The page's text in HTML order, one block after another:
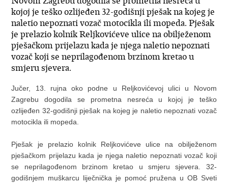
kojoj je teško ozlijeđen 32-godišnji pješak na kojeg je
naletio nepoznati vozač motocikla ili mopeda. Pješak
je prelazio kolnik Reljkovićeve ulice na obilježenom
pješačkom prijelazu kada je njega naletio nepoznati
vozač koji se neprilagođenom brzinom kretao u
smjeru sjevera.
Jučer, 13. rujna oko podne u Reljkovićevoj ulici u Novom
Zagrebu dogodila se prometna nesreća u kojoj je teško
ozlijeđen 32-godišnji pješak na kojeg je naletio nepoznati vozač
motocikla ili mopeda.
Pješak je prelazio kolnik Reljkovićeve ulice na obilježenom
pješačkom prijelazu kada je njega naletio nepoznati vozač koji
se neprilagođenom brzinom kretao u smjeru sjevera. 32-
godišnjem muškarcu liječnička je pomoć pružena u OB Sveti